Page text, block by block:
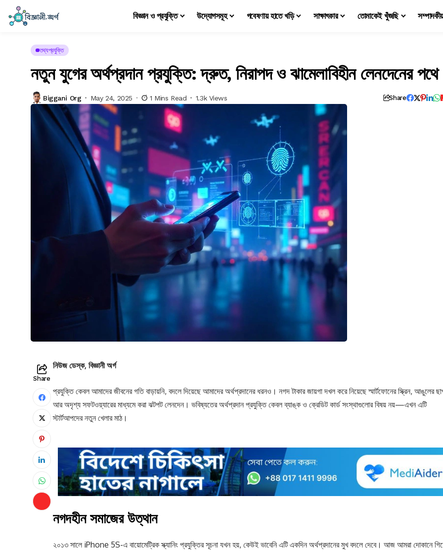
বিজ্ঞান ও প্রযুক্তি উদ্যোগসমূহ গবেষণায় হাতে খড়ি সাক্ষাৎকার তোমাকেই খুঁজছি
তথ্যপ্রযুক্তি
নতুন যুগের অর্থপ্রদান প্রযুক্তি: দ্রুত, নিরাপদ ও ঝামেলাবিহীন লেনদেনের পথে
Biggani Org May 24, 2025 1 Mins Read 1.3k Views Share
Share
নিউজ ডেস্ক, বিজ্ঞানী অর্গ
প্রযুক্তি কেবল আমাদের জীবনের গতি বাড়ায়নি, বদলে দিয়েছে আমাদের অর্থপ্রদানের ধরনও। নগদ টাকার জায়গা দখল করে নিয়েছে স্মার্টফোনের স্ক্রিন, আঙুলের
আর অদৃশ্য সফটওয়্যারের মাধ্যমে করা ঝটপট লেনদেন। ভবিষ্যতের অর্থপ্রদান প্রযুক্তি কেবল ব্যাঙ্ক ও ক্রেডিট কার্ড সংস্থাগুলোর বিষয় নয়—এখন এটি
স্টার্টআপদের নতুন খেলার মাঠ।
নগদহীন সমাজের উত্থান
২০১৩ সালে iPhone 5S-এ বায়োমেট্রিক স্ক্যানিং প্রযুক্তির সূচনা যখন হয়, কেউই ভাবেনি এটি একদিন অর্থপ্রদানের মুখ বদলে দেবে। আজ আমরা দোকানে